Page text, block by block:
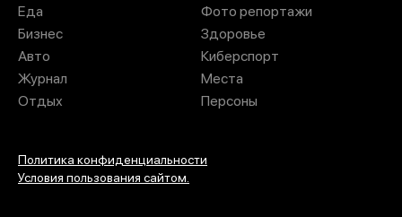
Еда
Бизнес
Авто
Журнал
Отдых
Фото репортажи
Здоровье
Киберспорт
Места
Персоны
Политика конфиденциальности
Условия пользования сайтом.